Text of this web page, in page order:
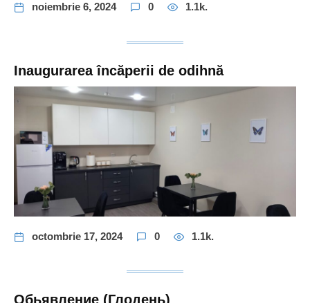
noiembrie 6, 2024 0 1.1k.
Inaugurarea încăperii de odihnă
octombrie 17, 2024 0 1.1k.
Обьявление (Глодень)